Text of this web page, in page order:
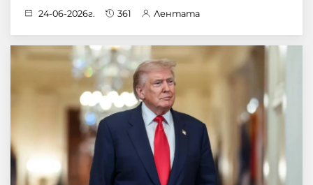
24-06-2026г. 361 Лентата